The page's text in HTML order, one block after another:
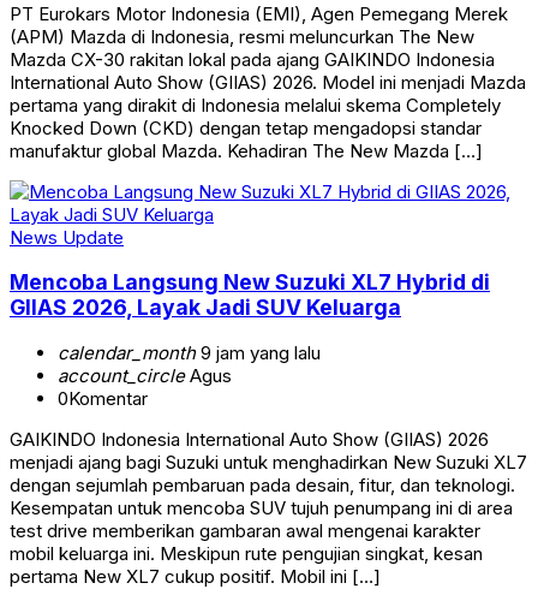
PT Eurokars Motor Indonesia (EMI), Agen Pemegang Merek
(APM) Mazda di Indonesia, resmi meluncurkan The New
Mazda CX-30 rakitan lokal pada ajang GAIKINDO Indonesia
International Auto Show (GIIAS) 2026. Model ini menjadi Mazda
pertama yang dirakit di Indonesia melalui skema Completely
Knocked Down (CKD) dengan tetap mengadopsi standar
manufaktur global Mazda. Kehadiran The New Mazda […]
News Update
Mencoba Langsung New Suzuki XL7 Hybrid di
GIIAS 2026, Layak Jadi SUV Keluarga
calendar_month9 jam yang lalu
account_circleAgus
0Komentar
GAIKINDO Indonesia International Auto Show (GIIAS) 2026
menjadi ajang bagi Suzuki untuk menghadirkan New Suzuki XL7
dengan sejumlah pembaruan pada desain, fitur, dan teknologi.
Kesempatan untuk mencoba SUV tujuh penumpang ini di area
test drive memberikan gambaran awal mengenai karakter
mobil keluarga ini. Meskipun rute pengujian singkat, kesan
pertama New XL7 cukup positif. Mobil ini […]